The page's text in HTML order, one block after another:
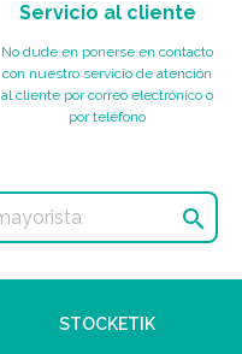
Servicio al cliente
No dude en ponerse en contacto
con nuestro servicio de atención
al cliente por correo electrónico o
por teléfono

STOCKETIK